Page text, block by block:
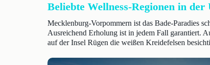
Beliebte Wellness-Regionen in der
Mecklenburg-Vorpommern ist das Bade-Paradies
Ausreichend Erholung ist in jedem Fall garantiert.
auf der Insel Rügen die weißen Kreidefelsen